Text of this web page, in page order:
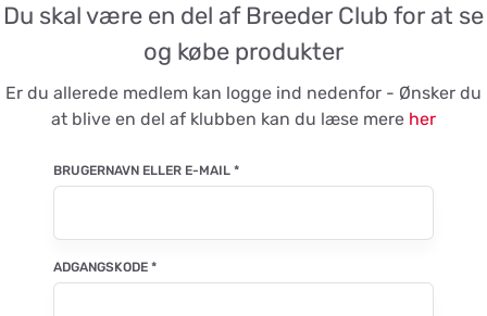
Du skal være en del af Breeder Club for at se
og købe produkter
Er du allerede medlem kan logge ind nedenfor - Ønsker du
at blive en del af klubben kan du læse mere her
BRUGERNAVN ELLER E-MAIL *
ADGANGSKODE *